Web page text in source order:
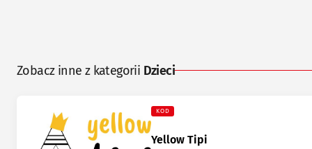
Zobacz inne z kategorii Dzieci
KOD
Yellow Tipi